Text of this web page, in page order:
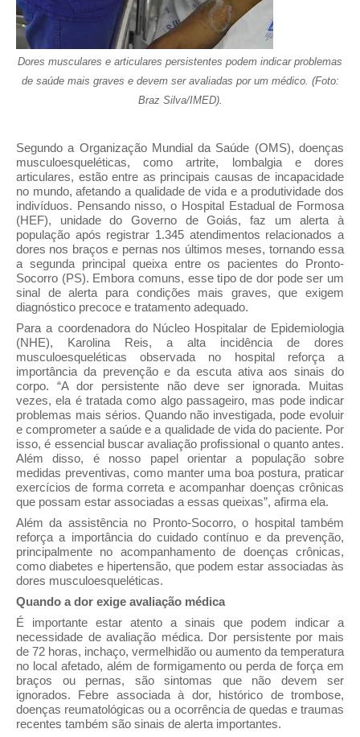
Dores musculares e articulares persistentes podem indicar problemas
de saúde mais graves e devem ser avaliadas por um médico. (Foto:
Braz Silva/IMED).
Segundo a Organização Mundial da Saúde (OMS), doenças
musculoesqueléticas, como artrite, lombalgia e dores
articulares, estão entre as principais causas de incapacidade
no mundo, afetando a qualidade de vida e a produtividade dos
indivíduos. Pensando nisso, o Hospital Estadual de Formosa
(HEF), unidade do Governo de Goiás, faz um alerta à
população após registrar 1.345 atendimentos relacionados a
dores nos braços e pernas nos últimos meses, tornando essa
a segunda principal queixa entre os pacientes do Pronto-
Socorro (PS). Embora comuns, esse tipo de dor pode ser um
sinal de alerta para condições mais graves, que exigem
diagnóstico precoce e tratamento adequado.
Para a coordenadora do Núcleo Hospitalar de Epidemiologia
(NHE), Karolina Reis, a alta incidência de dores
musculoesqueléticas observada no hospital reforça a
importância da prevenção e da escuta ativa aos sinais do
corpo. “A dor persistente não deve ser ignorada. Muitas
vezes, ela é tratada como algo passageiro, mas pode indicar
problemas mais sérios. Quando não investigada, pode evoluir
e comprometer a saúde e a qualidade de vida do paciente. Por
isso, é essencial buscar avaliação profissional o quanto antes.
Além disso, é nosso papel orientar a população sobre
medidas preventivas, como manter uma boa postura, praticar
exercícios de forma correta e acompanhar doenças crônicas
que possam estar associadas a essas queixas”, afirma ela.
Além da assistência no Pronto-Socorro, o hospital também
reforça a importância do cuidado contínuo e da prevenção,
principalmente no acompanhamento de doenças crônicas,
como diabetes e hipertensão, que podem estar associadas às
dores musculoesqueléticas.
Quando a dor exige avaliação médica
É importante estar atento a sinais que podem indicar a
necessidade de avaliação médica. Dor persistente por mais
de 72 horas, inchaço, vermelhidão ou aumento da temperatura
no local afetado, além de formigamento ou perda de força em
braços ou pernas, são sintomas que não devem ser
ignorados. Febre associada à dor, histórico de trombose,
doenças reumatológicas ou a ocorrência de quedas e traumas
recentes também são sinais de alerta importantes.